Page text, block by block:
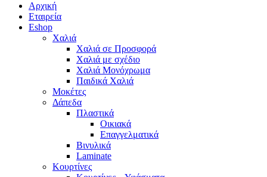
Αρχική
Εταιρεία
Eshop
Χαλιά
Χαλιά σε Προσφορά
Χαλιά με σχέδιο
Χαλιά Μονόχρωμα
Παιδικά Χαλιά
Μοκέτες
Δάπεδα
Πλαστικά
Οικιακά
Επαγγελματικά
Βινυλικά
Laminate
Κουρτίνες